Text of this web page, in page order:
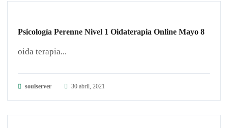
Psicología Perenne Nivel 1 Oidaterapia Online Mayo 8
oida terapia...
soulserver 30 abril, 2021